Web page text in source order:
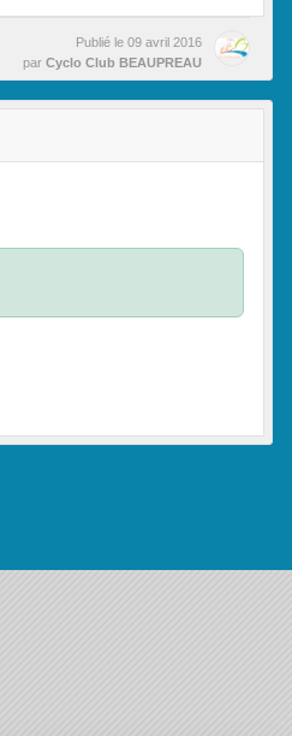
Publié le 09 avril 2016
par Cyclo Club BEAUPREAU